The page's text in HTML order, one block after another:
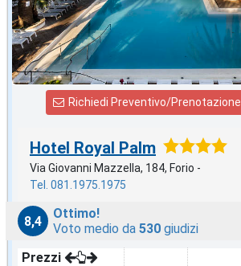
Richiedi Preventivo/Prenotazione
Hotel Royal Palm
Via Giovanni Mazzella, 184, Forio -
Tel. 081.1975.1975
8,4
Ottimo!
Voto medio da 530 giudizi
Prezzi